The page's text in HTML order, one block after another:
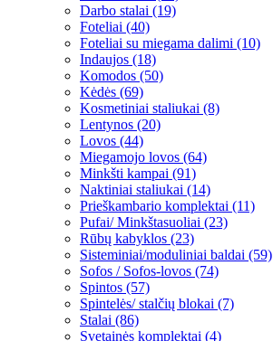
Darbo stalai (19)
Foteliai (40)
Foteliai su miegama dalimi (10)
Indaujos (18)
Komodos (50)
Kėdės (69)
Kosmetiniai staliukai (8)
Lentynos (20)
Lovos (44)
Miegamojo lovos (64)
Minkšti kampai (91)
Naktiniai staliukai (14)
Prieškambario komplektai (11)
Pufai/ Minkštasuoliai (23)
Rūbų kabyklos (23)
Sisteminiai/moduliniai baldai (59)
Sofos / Sofos-lovos (74)
Spintos (57)
Spintelės/ stalčių blokai (7)
Stalai (86)
Svetainės komplektai (4)